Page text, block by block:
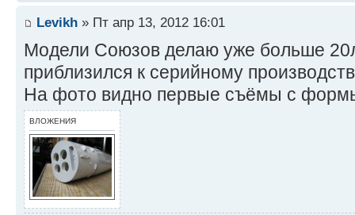
Levikh » Пт апр 13, 2012 16:01
Модели Союзов делаю уже больше
приблизился к серийному
На фото видно первые съёмы с
ВЛОЖЕНИЯ